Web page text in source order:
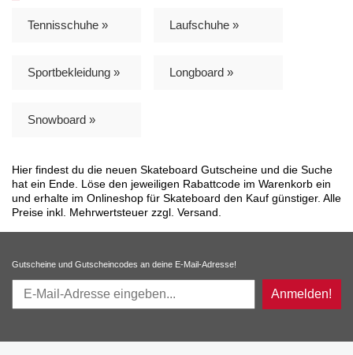
Tennisschuhe » Laufschuhe »
Sportbekleidung » Longboard »
Snowboard »
Hier findest du die neuen Skateboard Gutscheine und die Suche
hat ein Ende. Löse den jeweiligen Rabattcode im Warenkorb ein
und erhalte im Onlineshop für Skateboard den Kauf günstiger. Alle
Preise inkl. Mehrwertsteuer zzgl. Versand.
Gutscheine und Gutscheincodes an deine E-Mail-Adresse!
Anmelden!